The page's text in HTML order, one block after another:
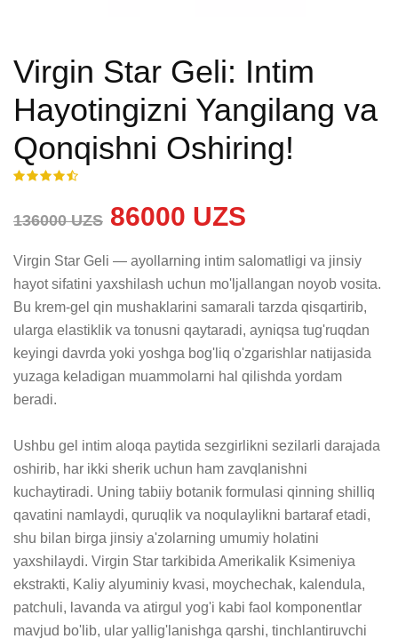
Virgin Star Geli: Intim
Hayotingizni Yangilang va
Qonqishni Oshiring!
136000 UZS 86000 UZS
Virgin Star Geli — ayollarning intim salomatligi va jinsiy
hayot sifatini yaxshilash uchun mo'ljallangan noyob vosita.
Bu krem-gel qin mushaklarini samarali tarzda qisqartirib,
ularga elastiklik va tonusni qaytaradi, ayniqsa tug'ruqdan
keyingi davrda yoki yoshga bog'liq o'zgarishlar natijasida
yuzaga keladigan muammolarni hal qilishda yordam
beradi.
Ushbu gel intim aloqa paytida sezgirlikni sezilarli darajada
oshirib, har ikki sherik uchun ham zavqlanishni
kuchaytiradi. Uning tabiiy botanik formulasi qinning shilliq
qavatini namlaydi, quruqlik va noqulaylikni bartaraf etadi,
shu bilan birga jinsiy a'zolarning umumiy holatini
yaxshilaydi. Virgin Star tarkibida Amerikalik Ksimeniya
ekstrakti, Kaliy alyuminiy kvasi, moychechak, kalendula,
patchuli, lavanda va atirgul yog'i kabi faol komponentlar
mavjud bo'lib, ular yallig'lanishga qarshi, tinchlantiruvchi